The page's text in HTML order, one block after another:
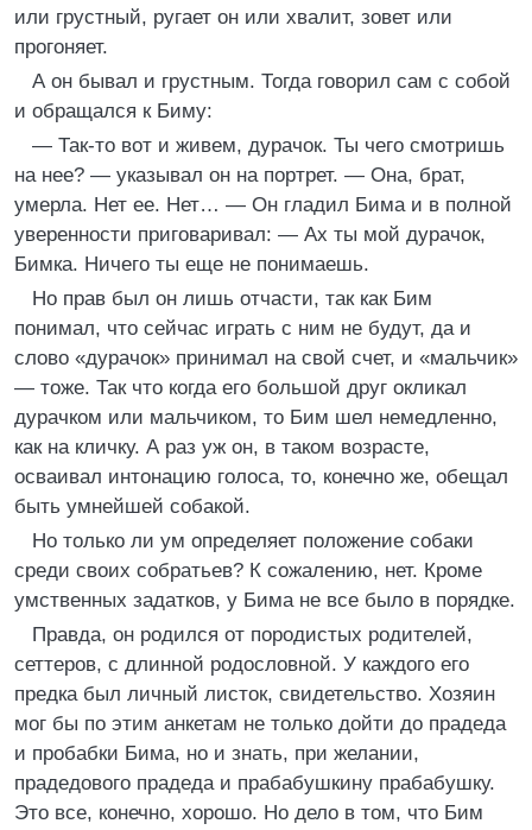
или грустный, ругает он или хвалит, зовет или
прогоняет.
А он бывал и грустным. Тогда говорил сам с собой
и обращался к Биму:
— Так-то вот и живем, дурачок. Ты чего смотришь
на нее? — указывал он на портрет. — Она, брат,
умерла. Нет ее. Нет… — Он гладил Бима и в полной
уверенности приговаривал: — Ах ты мой дурачок,
Бимка. Ничего ты еще не понимаешь.
Но прав был он лишь отчасти, так как Бим
понимал, что сейчас играть с ним не будут, да и
слово «дурачок» принимал на свой счет, и «мальчик»
— тоже. Так что когда его большой друг окликал
дурачком или мальчиком, то Бим шел немедленно,
как на кличку. А раз уж он, в таком возрасте,
осваивал интонацию голоса, то, конечно же, обещал
быть умнейшей собакой.
Но только ли ум определяет положение собаки
среди своих собратьев? К сожалению, нет. Кроме
умственных задатков, у Бима не все было в порядке.
Правда, он родился от породистых родителей,
сеттеров, с длинной родословной. У каждого его
предка был личный листок, свидетельство. Хозяин
мог бы по этим анкетам не только дойти до прадеда
и пробабки Бима, но и знать, при желании,
прадедового прадеда и прабабушкину прабабушку.
Это все, конечно, хорошо. Но дело в том, что Бим